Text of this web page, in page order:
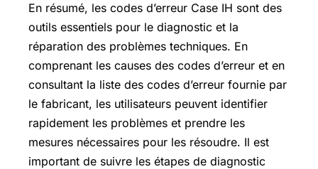
En résumé, les codes d’erreur Case IH sont des
outils essentiels pour le diagnostic et la
réparation des problèmes techniques. En
comprenant les causes des codes d’erreur et en
consultant la liste des codes d’erreur fournie par
le fabricant, les utilisateurs peuvent identifier
rapidement les problèmes et prendre les
mesures nécessaires pour les résoudre. Il est
important de suivre les étapes de diagnostic